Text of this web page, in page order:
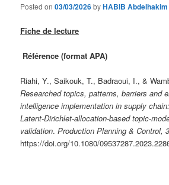
Posted on03/03/2026byHABIB Abdelhakim
Fiche de lecture
Référence (format APA)
Riahi, Y., Saikouk, T., Badraoui, I., &
Researched topics, patterns, barriers and
intelligence implementation in supply
Latent‑Dirichlet‑allocation‑based
validation.Production Planning & Control,
https://doi.org/10.1080/